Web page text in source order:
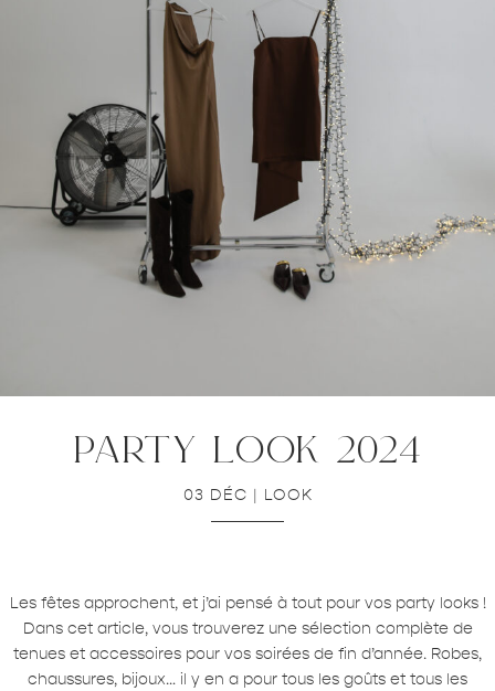
party look 2024
03 DÉC | LOOK
Les fêtes approchent, et j’ai pensé à tout pour vos party looks !
Dans cet article, vous trouverez une sélection complète de
tenues et accessoires pour vos soirées de fin d’année. Robes,
chaussures, bijoux… il y en a pour tous les goûts et tous les